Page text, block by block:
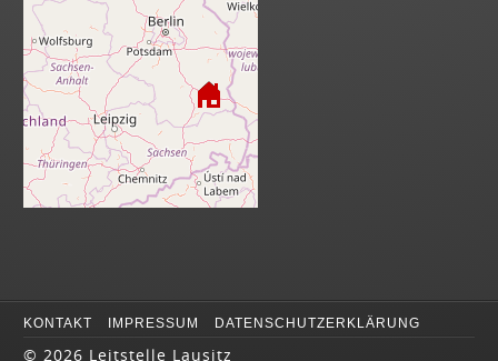
KONTAKT IMPRESSUM DATENSCHUTZERKLÄRUNG
© 2026 Leitstelle Lausitz